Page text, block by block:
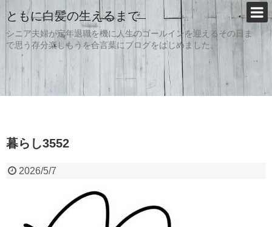
ともに白髪の生えるまで
シニア夫婦が定年退職を機に人生のゴールインを迎えるその日ま
で思う存分楽しもうを合言葉にブログをはじめました。
暮らし3552
2026/5/7